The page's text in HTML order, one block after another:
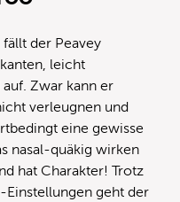
der Peavey
leicht
Zwar kann er
verleugnen und
eine gewisse
nasal-quäkig wirken
hat Charakter! Trotz
geht der